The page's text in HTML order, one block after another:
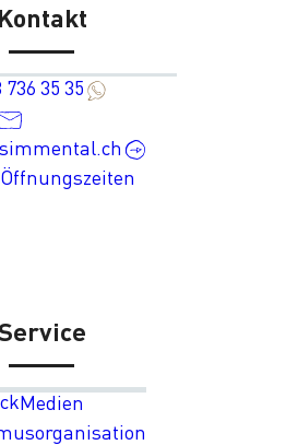
Kontakt
736 35 35
Medien